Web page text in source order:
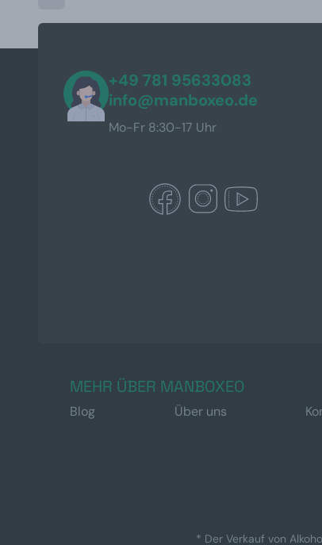
+49 781 95633083
info@manboxeo.de
Mo-Fr 8:30-17 Uhr
MEHR ÜBER MANBOXEO
Blog Über uns
* Der Verkauf von